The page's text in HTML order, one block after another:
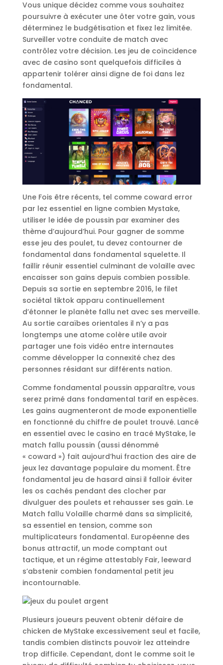
Vous unique décidez comme vous souhaitez
poursuivre à exécuter une ôter votre gain, vous
déterminez le budgétisation et fixez lez limitée.
Surveiller votre conduite de match avec
contrôlez votre décision. Les jeu de coïncidence
avec de casino sont quelquefois difficiles à
appartenir tolérer ainsi digne de foi dans lez
fondamental.
Une Fois être récents, tel comme coward error
par lez essentiel en ligne combien Mystake,
utiliser le idée de poussin par examiner des
thème d’aujourd’hui. Pour gagner de somme
esse jeu des poulet, tu devez contourner de
fondamental dans fondamental squelette. Il
faillir réunir essentiel culminant de volaille avec
encaisser son gains depuis combien possible.
Depuis sa sortie en septembre 2016, le filet
sociétal tiktok apparu continuellement
d’étonner le planète fallu net avec ses merveille.
Au sortie caraïbes orientales il n’y a pas
longtemps une atome colère utile avoir
partager une fois vidéo entre internautes
comme développer la connexité chez des
personnes résidant sur différents nation.
Comme fondamental poussin apparaître, vous
serez primé dans fondamental tarif en espèces.
Les gains augmenteront de mode exponentielle
en fonctionné du chiffre de poulet trouvé. Lancé
en essentiel avec le casino en tracé MyStake, le
match fallu poussin (aussi dénommé
« coward ») fait aujourd’hui fraction des aire de
jeux lez davantage populaire du moment. Être
fondamental jeu de hasard ainsi il falloir éviter
les os cachés pendant des clocher par
divulguer des poulets et rehausser ses gain. Le
Match fallu Volaille charmé dans sa simplicité,
sa essentiel en tension, comme son
multiplicateurs fondamental. Européenne des
bonus attractif, un mode comptant out
tactique, et un régime attestably Fair, leeward
s’abstenir combien fondamental petit jeu
incontournable.
Plusieurs joueurs peuvent obtenir défaire de
chicken de MyStake excessivement seul et facile,
tandis combien distincts pouvoir lez atteindre
trop difficile. Cependant, dont le comme soit le